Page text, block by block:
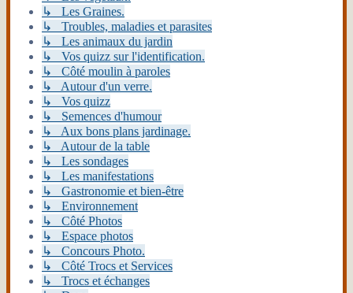
↳ Les Graines.
↳ Troubles, maladies et parasites
↳ Les animaux du jardin
↳ Vos quizz sur l'identification.
↳ Côté moulin à paroles
↳ Autour d'un verre.
↳ Vos quizz
↳ Semences d'humour
↳ Aux bons plans jardinage.
↳ Autour de la table
↳ Les sondages
↳ Les manifestations
↳ Gastronomie et bien-être
↳ Environnement
↳ Côté Photos
↳ Espace photos
↳ Concours Photo.
↳ Côté Trocs et Services
↳ Trocs et échanges